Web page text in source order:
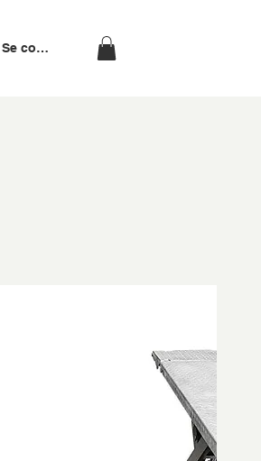
Se connecter